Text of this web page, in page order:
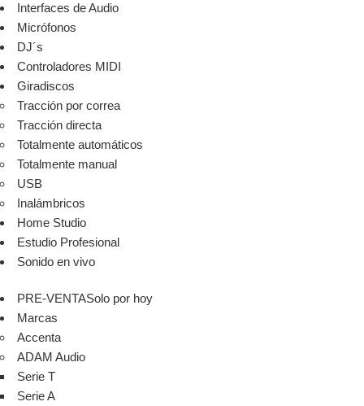
Interfaces de Audio
Micrófonos
DJ´s
Controladores MIDI
Giradiscos
Tracción por correa
Tracción directa
Totalmente automáticos
Totalmente manual
USB
Inalámbricos
Home Studio
Estudio Profesional
Sonido en vivo
PRE-VENTASolo por hoy
Marcas
Accenta
ADAM Audio
Serie T
Serie A